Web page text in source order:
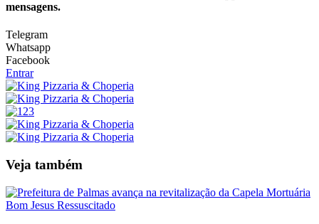
mensagens.
Telegram
Whatsapp
Facebook
Entrar
Veja também